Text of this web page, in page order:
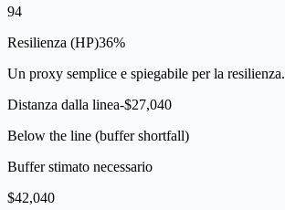
94
Resilienza (HP)36%
Un proxy semplice e spiegabile per la
Distanza dalla linea-$27,040
Below the line (buffer shortfall)
Buffer stimato necessario
$42,040